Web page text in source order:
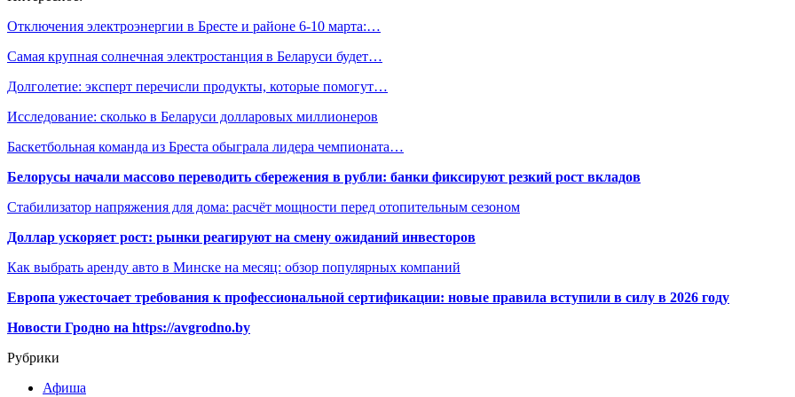
Отключения электроэнергии в Бресте и районе 6-10 марта:…
Самая крупная солнечная электростанция в Беларуси будет…
Долголетие: эксперт перечисли продукты, которые помогут…
Исследование: сколько в Беларуси долларовых миллионеров
Баскетбольная команда из Бреста обыграла лидера чемпионата…
Белорусы начали массово переводить сбережения в рубли: банки фиксируют резкий рост вкладов
Стабилизатор напряжения для дома: расчёт мощности перед отопительным сезоном
Доллар ускоряет рост: рынки реагируют на смену ожиданий инвесторов
Как выбрать аренду авто в Минске на месяц: обзор популярных компаний
Европа ужесточает требования к профессиональной сертификации: новые правила вступили в силу в 2026 году
Новости Гродно на https://avgrodno.by
Рубрики
Афиша